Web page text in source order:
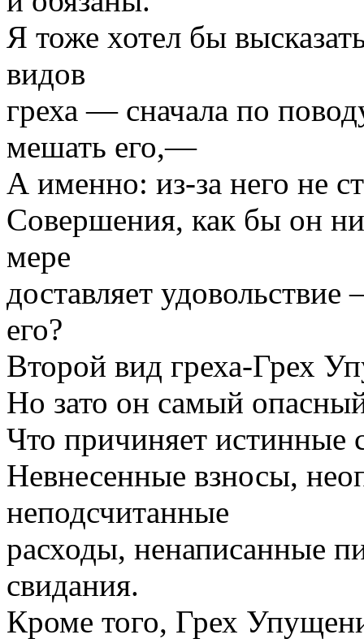
Я тоже хотел бы
видов
греха — сначала по
мешать его,—
А именно: из-за него не
Совершения, как бы он
мере
доставляет
его?
Второй вид греха-Грех
Но зато он самый
Что причиняет истинные
Невнесенные взносы,
неподсчитанные
расходы, ненаписанные
свидания.
Кроме того, Грех